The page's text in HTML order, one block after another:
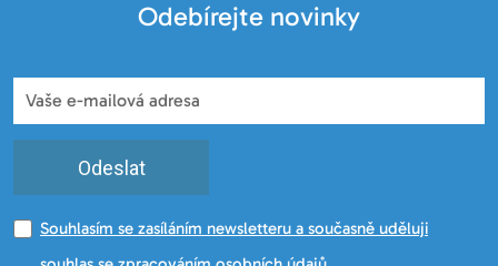
Odebírejte novinky
Odeslat
Souhlasím se zasíláním newsletteru a současně uděluji